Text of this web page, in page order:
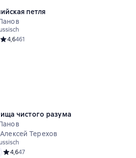
петля
Средний рейтинг 4,6 на основе 461 оценок
4,6461
чистого разума
Терехов
Средний рейтинг 4,6 на основе 47 оценок
4,647